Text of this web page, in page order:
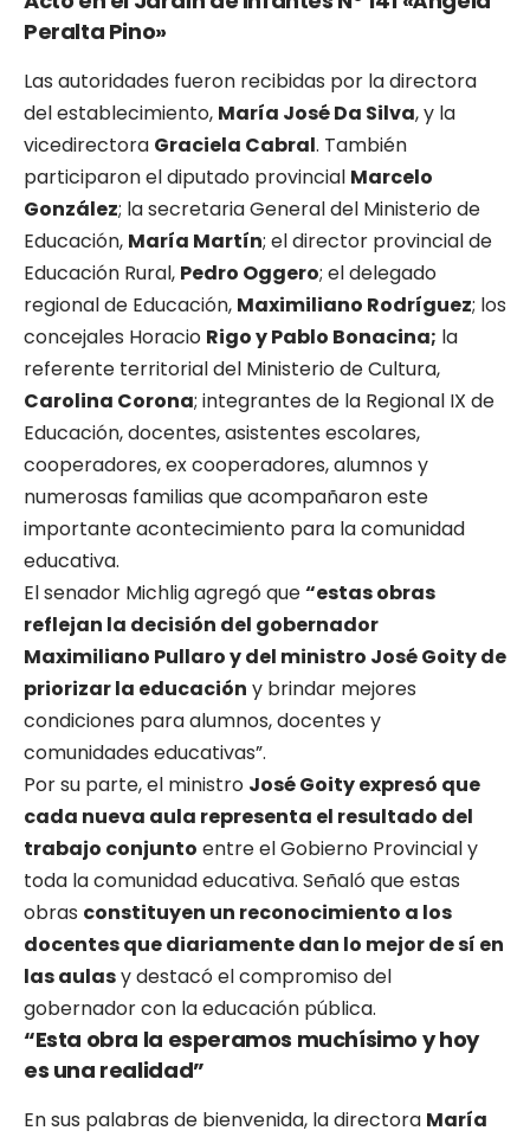
Peralta Pino»
Las autoridades fueron recibidas por la directora
del establecimiento, María José Da Silva, y la
vicedirectora Graciela Cabral. También
participaron el diputado provincial Marcelo
González; la secretaria General del Ministerio de
Educación, María Martín; el director provincial de
Educación Rural, Pedro Oggero; el delegado
regional de Educación, Maximiliano Rodríguez; los
concejales Horacio Rigo y Pablo Bonacina; la
referente territorial del Ministerio de Cultura,
Carolina Corona; integrantes de la Regional IX de
Educación, docentes, asistentes escolares,
cooperadores, ex cooperadores, alumnos y
numerosas familias que acompañaron este
importante acontecimiento para la comunidad
educativa.
El senador Michlig agregó que“estas obras
reflejan la decisión del gobernador
Maximiliano Pullaro y del ministro José Goity de
priorizar la educación y brindar mejores
condiciones para alumnos, docentes y
comunidades educativas”.
Por su parte, el ministro José Goity expresó que
cada nueva aula representa el resultado del
trabajo conjunto entre el Gobierno Provincial y
toda la comunidad educativa. Señaló que estas
obras constituyen un reconocimiento a los
docentes que diariamente dan lo mejor de sí en
las aulasy destacó el compromiso del
gobernador con la educación pública.
“Esta obra la esperamos muchísimo y hoy
es una realidad”
En sus palabras de bienvenida, la directora María